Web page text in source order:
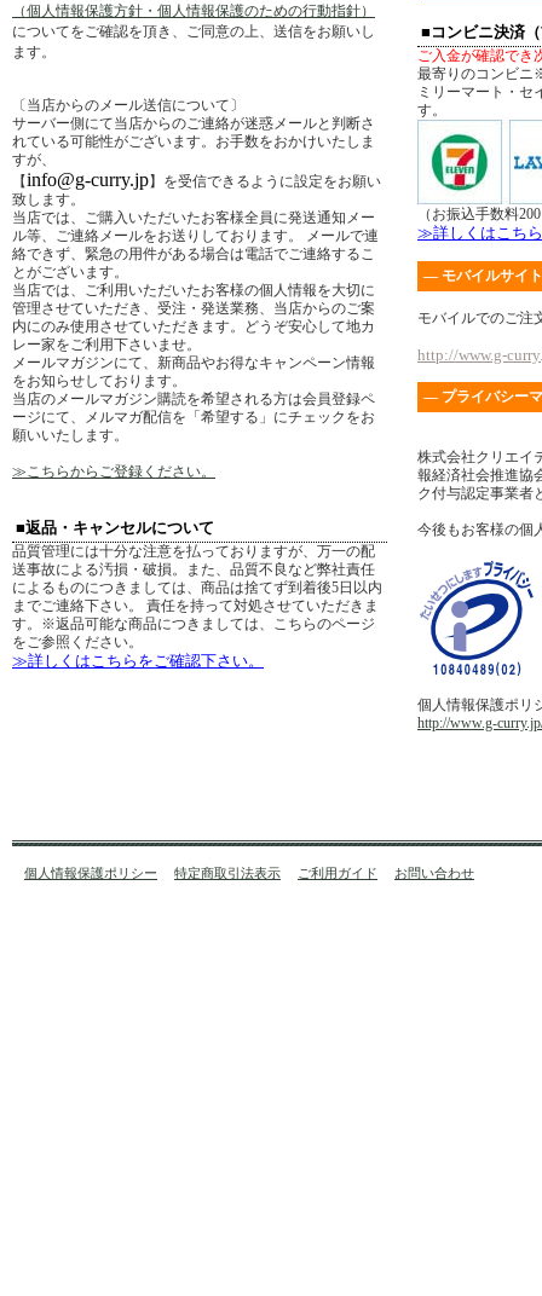
（個人情報保護方針・個人情報保護のための行動指針）
についてをご確認を頂き、ご同意の上、送信をお願いし
ます。
〔当店からのメール送信について〕
サーバー側にて当店からのご連絡が迷惑メールと判断さ
れている可能性がございます。お手数をおかけいたしま
すが、
【info@g-curry.jp】を受信できるように設定をお願い
致します。
当店では、ご購入いただいたお客様全員に発送通知メー
ル等、ご連絡メールをお送りしております。 メールで連
絡できず、緊急の用件がある場合は電話でご連絡するこ
とがございます。
当店では、ご利用いただいたお客様の個人情報を大切に
管理させていただき、受注・発送業務、当店からのご案
内にのみ使用させていただきます。どうぞ安心して地カ
レー家をご利用下さいませ。
メールマガジンにて、新商品やお得なキャンペーン情報
をお知らせしております。
当店のメールマガジン購読を希望される方は会員登録ペ
ージにて、メルマガ配信を「希望する」にチェックをお
願いいたします。
≫こちらからご登録ください。
■返品・キャンセルについて
品質管理には十分な注意を払っておりますが、万一の配
送事故による汚損・破損。また、品質不良など弊社責任
によるものにつきましては、商品は捨てず到着後5日以内
までご連絡下さい。 責任を持って対処させていただきま
す。※返品可能な商品につきましては、こちらのページ
をご参照ください。
≫詳しくはこちらをご確認下さい。
■コンビニ決済
ご入金が確認でき
最寄りのコンビニ
ミリーマート・セ
す。
（お振込手数料
≫詳しくはこち
― モバイルサイ
モバイルでのご注
http://www.g-
― プライバシー
株式会社クリエイ
報経済社会推進協
ク付与認定事業者
今後もお客様の個
個人情報保護ポリ
http://www.g-
個人情報保護ポリシー 特定商取引法表示 ご利用ガイド お問い合わせ